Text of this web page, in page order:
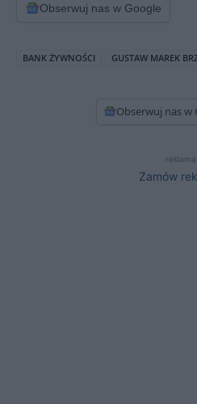
Obserwuj nas w Google
BANK ŻYWNOŚCI GUSTAW MAREK
Obserwuj nas w
reklama
Zamów